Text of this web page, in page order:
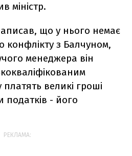
міністр.
що у нього немає
конфлікту з Балчуном,
менеджера він
великі гроші
податків - його
РЕКЛАМА: